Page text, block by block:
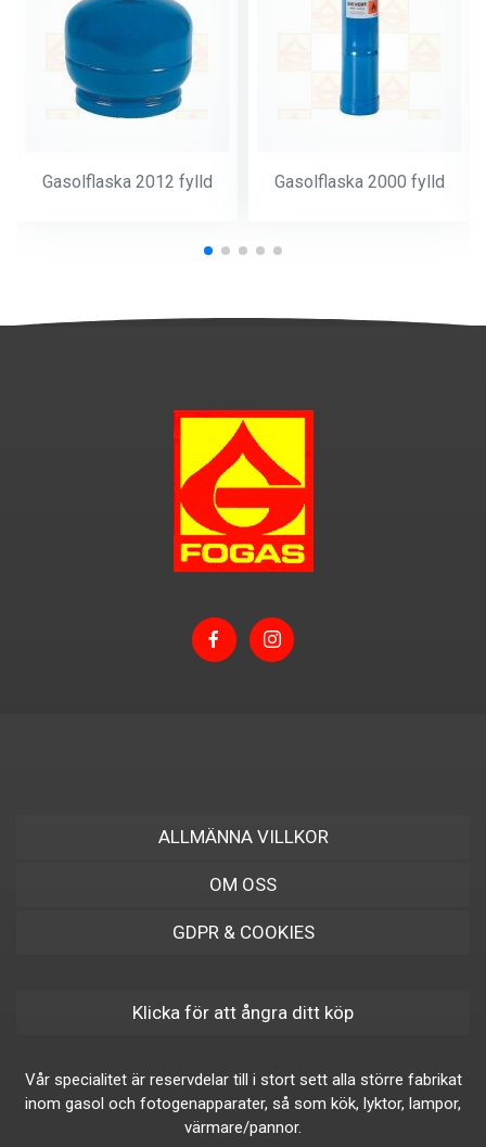
Gasolflaska 2012 fylld Gasolflaska 2000 fylld
ALLMÄNNA VILLKOR
OM OSS
GDPR & COOKIES
Klicka för att ångra ditt köp
Vår specialitet är reservdelar till i stort sett alla större fabrikat
inom gasol och fotogenapparater, så som kök, lyktor, lampor,
värmare/pannor.